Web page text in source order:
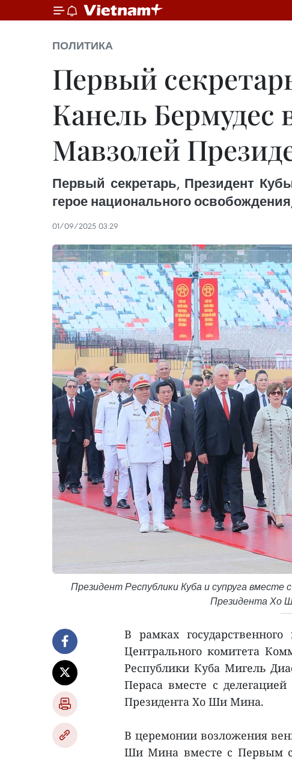
ПОЛИТИКА
Первый
Канель Бермудес
Мавзолей
Первый секретарь, Президент
герое национального
01/09/2025 03:29
Президент Республики Куба и супруга вместе
Президента Хо
В рамках
Центрального комитета
Республики Куба Мигель
Пераса вместе с
Президента Хо Ши Мина.
В церемонии возложения
Ши Мина вместе с Первым